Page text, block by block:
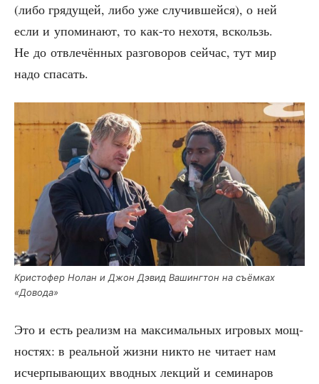
(либо гря­ду­щей, либо уже слу­чив­шей­ся), о ней
если и упо­ми­на­ют, то как-то нехо­тя, вскользь.
Не до отвле­чён­ных раз­го­во­ров сей­час, тут мир
надо спасать.
Кри­сто­фер Нолан и Джон Дэвид Вашинг­тон на съём­ках
«Дово­да»
Это и есть реа­лизм на мак­си­маль­ных игро­вых мощ­
но­стях: в реаль­ной жиз­ни никто не чита­ет нам
исчер­пы­ва­ю­щих ввод­ных лек­ций и семи­на­ров